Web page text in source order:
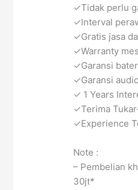
✓Tidak perlu
✓Interval
✓Gratis jasa
✓Warranty
✓Garansi
✓Garansi
✓ 1 Years
✓Terima
✓Experience
Note :
– Pembelian
30jt*